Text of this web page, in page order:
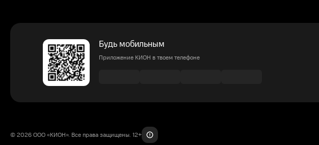
Будь мобильным
Приложение КИОН в твоем телефоне
© 2026 ООО «КИОН». Все права защищены. 12+